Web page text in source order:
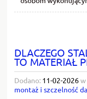
DLACZEGO
TO MATERIAŁ
Dodano: 11-02-2026
montaż i szczelność